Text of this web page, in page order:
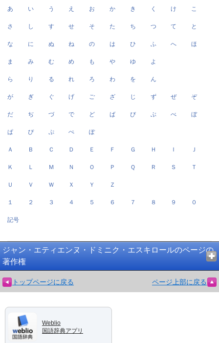
あ い う え お か き く け こ
さ し す せ そ た ち つ て と
な に ぬ ね の は ひ ふ へ ほ
ま み む め も や ゆ よ
ら り る れ ろ わ を ん
が ぎ ぐ げ ご ざ じ ず ぜ ぞ
だ ぢ づ で ど ば び ぶ べ ぼ
ぱ ぴ ぷ ぺ ぽ
Ａ Ｂ Ｃ Ｄ Ｅ Ｆ Ｇ Ｈ Ｉ Ｊ
Ｋ Ｌ Ｍ Ｎ Ｏ Ｐ Ｑ Ｒ Ｓ Ｔ
Ｕ Ｖ Ｗ Ｘ Ｙ Ｚ
１ ２ ３ ４ ５ ６ ７ ８ ９ ０
記号
ジャン・エティエンヌ・ドミニク・エスキロールのページの
著作権
トップページに戻る ページ上部に戻る
Weblio
国語辞典アプリ